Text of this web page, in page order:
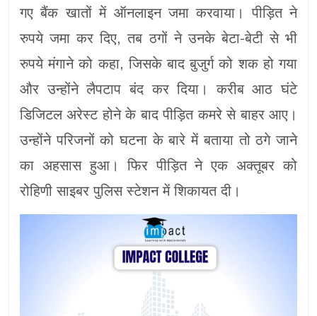
गए बैंक खातों में ऑनलाइन जमा करवाया। पीड़ित ने
रुपये जमा कर दिए, तब ठगों ने उनके बेटा-बेटी से भी
रुपये मंगाने को कहा, जिसके बाद बुजुर्ग को शक हो गया
और उन्होंने लैपटाप बंद कर दिया। करीब आठ घंटे
डिजिटल अरेस्ट होने के बाद पीड़ित कमरे से बाहर आए।
उन्होंने परिजनों को घटना के बारे में बताया तो ठगे जाने
का अहसास हुआ। फिर पीड़ित ने एक अक्तूबर को
रोहिणी साइबर पुलिस स्टेशन में शिकायत दी।